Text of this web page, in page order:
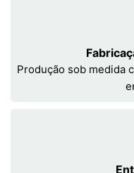
Produção sob medida